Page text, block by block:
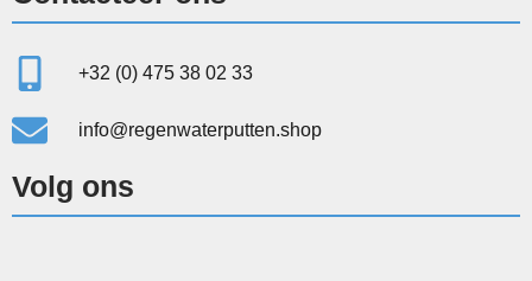
+32 (0) 475 38 02 33
info@regenwaterputten.shop
Volg ons